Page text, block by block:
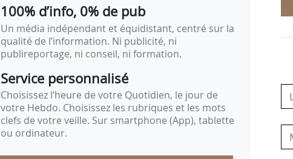
100% d’info, 0% de pub
Un média indépendant et équidistant, centré sur la
qualité de l’information. Ni publicité, ni
publireportage, ni conseil, ni formation.
Service personnalisé
Choisissez l‘heure de votre Quotidien, le jour de
votre Hebdo. Choisissez les rubriques et les mots
clefs de votre veille. Sur smartphone (App), tablette
ou ordinateur.